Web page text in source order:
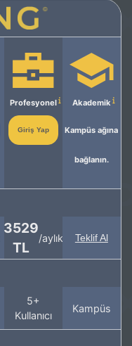
Profesyonel
Giriş Yap
Akademik
Kampüs ağına
bağlanın.
3529
TL
/aylık Teklif Al
5+
Kullanıcı
Kampüs